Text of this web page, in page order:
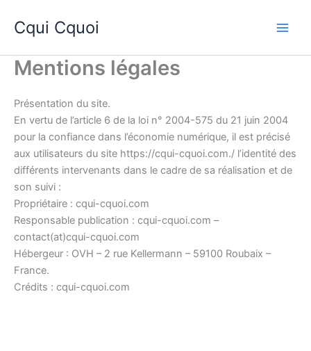
contenu
Cqui Cquoi
Mentions légales
Présentation du site.
En vertu de l’article 6 de la loi n° 2004-575 du 21 juin 2004
pour la confiance dans l’économie numérique, il est précisé
aux utilisateurs du site https://cqui-cquoi.com./ l’identité des
différents intervenants dans le cadre de sa réalisation et de
son suivi :
Propriétaire : cqui-cquoi.com
Responsable publication : cqui-cquoi.com –
contact(at)cqui-cquoi.com
Hébergeur : OVH – 2 rue Kellermann – 59100 Roubaix –
France.
Crédits : cqui-cquoi.com